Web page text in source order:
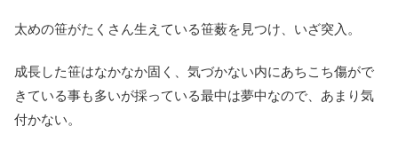
太めの笹がたくさん生えている笹薮を見つけ、いざ突入。
成長した笹はなかなか固く、気づかない内にあちこち傷がで
きている事も多いが採っている最中は夢中なので、あまり気
付かない。